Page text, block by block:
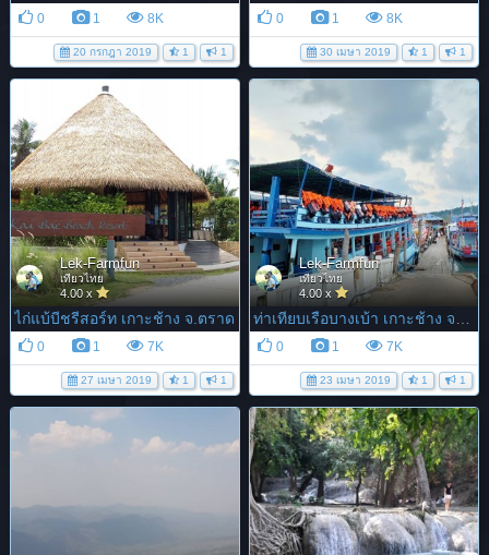
0 1 8K
20 กรกฎา 2019 1 1
0 1 8K
30 เมษา 2019 1 1
Lek-Farmfun
เที่ยวไทย
4.00 x
ไก่แบ้บีชรีสอร์ท เกาะช้าง จ.ตราด
0 1 7K
27 เมษา 2019 1 1
Lek-Farmfun
เที่ยวไทย
4.00 x
0 1 7K
23 เมษา 2019 1 1